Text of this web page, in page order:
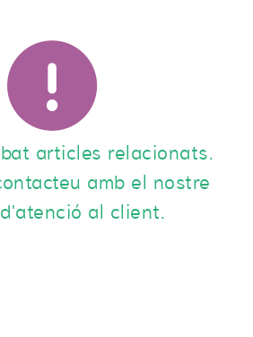
articles relacionats.
amb el nostre
al client.